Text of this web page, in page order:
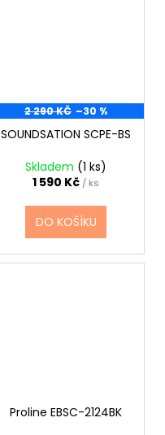
2 290 KČ –30 %
SOUNDSATION SCPE-BS
Skladem (1 ks)
1 590 Kč / ks
DO KOŠÍKU
Proline EBSC-2124BK